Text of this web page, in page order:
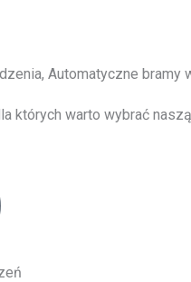
Automatyczne bramy
których warto wybrać